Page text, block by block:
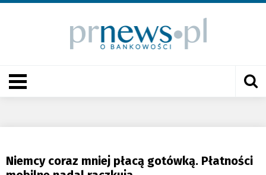
Niemcy coraz mniej płacą gotówką. Płatności